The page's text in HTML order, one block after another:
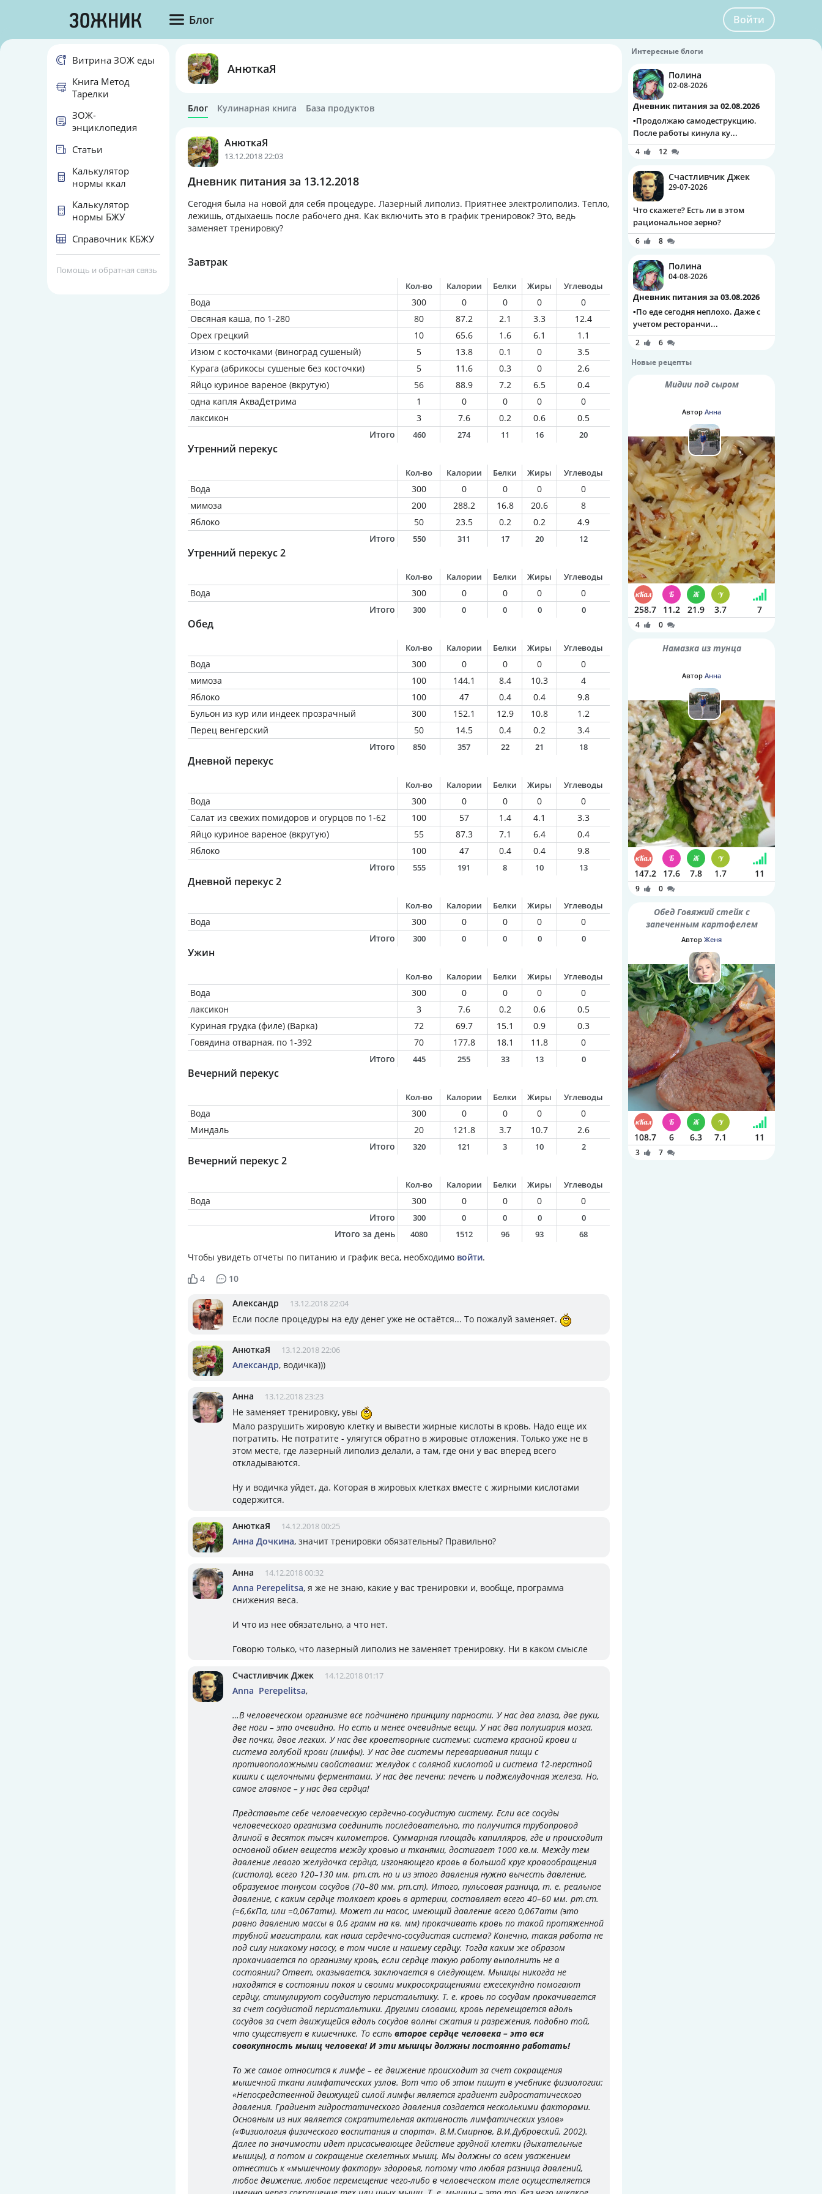
Блог Войти
АнюткаЯ
Блог Кулинарная книга База продуктов
АнюткаЯ
13.12.2018 22:03
Дневник питания за 13.12.2018
Сегодня была на новой для себя процедуре. Лазерный липолиз. Приятнее электролиполиз. Тепло,
лежишь, отдыхаешь после рабочего дня. Как включить это в график тренировок? Это, ведь
заменяет тренировку?
Завтрак
Кол-во Калории Белки Жиры Углеводы
Вода 300 0 0 0
0
Овсяная каша, по 1-280
80 87.2 2.1 3.3
12.4
Орех грецкий
10 65.6 1.6 6.1
1.1
Изюм с косточками (виноград сушеный)
5 13.8 0.1 0
3.5
Курага (абрикосы сушеные без косточки)
5 11.6 0.3 0
2.6
Яйцо куриное вареное (вкрутую)
56 88.9 7.2 6.5
0.4
одна капля АкваДетрима
1 0 0 0
0
лаксикон
3 7.6 0.2 0.6
0.5
Итого
460 274 11 16 20
Утренний перекус
Кол-во Калории Белки Жиры Углеводы
Вода 300 0 0 0
0
мимоза
200 288.2 16.8 20.6
8
Яблоко
50 23.5 0.2 0.2
4.9
Итого
550 311 17 20 12
Утренний перекус 2
Кол-во Калории Белки Жиры Углеводы
Вода 300 0 0 0
0
Итого
300 0 0 0 0
Обед
Кол-во Калории Белки Жиры Углеводы
Вода 300 0 0 0
0
мимоза
100 144.1 8.4 10.3
4
Яблоко
100 47 0.4 0.4
9.8
Бульон из кур или индеек прозрачный
300 152.1 12.9 10.8
1.2
Перец венгерский
50 14.5 0.4 0.2
3.4
Итого
850 357 22 21 18
Дневной перекус
Кол-во Калории Белки Жиры Углеводы
Вода 300 0 0 0
0
Салат из свежих помидоров и огурцов по 1-62
100 57 1.4 4.1
3.3
Яйцо куриное вареное (вкрутую)
55 87.3 7.1 6.4
0.4
Яблоко
100 47 0.4 0.4
9.8
Итого
555 191 8 10 13
Дневной перекус 2
Кол-во Калории Белки Жиры Углеводы
Вода 300 0 0 0
0
Итого
300 0 0 0 0
Ужин
Кол-во Калории Белки Жиры Углеводы
Вода 300 0 0 0
0
лаксикон
3 7.6 0.2 0.6
0.5
Куриная грудка (филе) (Варка)
72 69.7 15.1 0.9
0.3
Говядина отварная, по 1-392
70 177.8 18.1 11.8
0
Итого
445 255 33 13 0
Вечерний перекус
Кол-во Калории Белки Жиры Углеводы
Вода 300 0 0 0
0
Миндаль
20 121.8 3.7 10.7
2.6
Итого
320 121 3 10 2
Вечерний перекус 2
Кол-во Калории Белки Жиры Углеводы
Вода 300 0 0 0
0
Итого
300 0 0 0 0
Итого за день 4080 1512 96 93 68
Чтобы увидеть отчеты по питанию и график веса, необходимо войти.
4
10
Александр 13.12.2018 22:04
Если после процедуры на еду денег уже не остаётся... То пожалуй заменяет.
АнюткаЯ 13.12.2018 22:06
Александр, водичка)))
Анна 13.12.2018 23:23
Не заменяет тренировку, увы
Мало разрушить жировую клетку и вывести жирные кислоты в кровь. Надо еще их
потратить. Не потратите - улягутся обратно в жировые отложения. Только уже не в
этом месте, где лазерный липолиз делали, а там, где они у вас вперед всего
откладываются.
Ну и водичка уйдет, да. Которая в жировых клетках вместе с жирными кислотами
содержится.
АнюткаЯ 14.12.2018 00:25
Анна Дочкина, значит тренировки обязательны? Правильно?
Анна 14.12.2018 00:32
Anna Perepelitsa, я же не знаю, какие у вас тренировки и, вообще, программа
снижения веса.
И что из нее обязательно, а что нет.
Говорю только, что лазерный липолиз не заменяет тренировку. Ни в каком смысле
Счастливчик Джек 14.12.2018 01:17
Anna Perepelitsa,
…В человеческом организме все подчинено принципу парности. У нас два глаза, две руки,
две ноги – это очевидно. Но есть и менее очевидные вещи. У нас два полушария мозга,
две почки, двое легких. У нас две кроветворные системы: система красной крови и
система голубой крови (лимфы). У нас две системы переваривания пищи с
противоположными свойствами: желудок с соляной кислотой и система 12-перстной
кишки с щелочными ферментами. У нас две печени: печень и поджелудочная железа. Но,
самое главное – у нас два сердца!
Представьте себе человеческую сердечно-сосудистую систему. Если все сосуды
человеческого организма соединить последовательно, то получится трубопровод
длиной в десяток тысяч километров. Суммарная площадь капилляров, где и происходит
основной обмен веществ между кровью и тканями, достигает 1000 кв.м. Между тем
давление левого желудочка сердца, изгоняющего кровь в большой круг кровообращения
(систола), всего 120–130 мм. рт.ст, но и из этого давления нужно вычесть давление,
образуемое тонусом сосудов (70–80 мм. рт.ст). Итого, пульсовая разница, т. е. реальное
давление, с каким сердце толкает кровь в артерии, составляет всего 40–60 мм. рт.ст.
(=6,6кПа, или =0,067атм). Может ли насос, имеющий давление всего 0,067атм (это
равно давлению массы в 0,6 грамм на кв. мм) прокачивать кровь по такой протяженной
трубной магистрали, как наша сердечно-сосудистая система? Конечно, такая работа не
под силу никакому насосу, в том числе и нашему сердцу. Тогда каким же образом
прокачивается по организму кровь, если сердце такую работу выполнить не в
состоянии? Ответ, оказывается, заключается в следующем. Мышцы никогда не
находятся в состоянии покоя и своими микросокращениями ежесекундно помогают
сердцу, стимулируют сосудистую перистальтику. Т. е. кровь по сосудам прокачивается
за счет сосудистой перистальтики. Другими словами, кровь перемещается вдоль
сосудов за счет движущейся вдоль сосудов волны сжатия и разрежения, подобно той,
что существует в кишечнике. То есть второе сердце человека – это вся
совокупность мышц человека! И эти мышцы должны постоянно работать!
То же самое относится к лимфе – ее движение происходит за счет сокращения
мышечной ткани лимфатических узлов. Вот что об этом пишут в учебнике физиологии:
«Непосредственной движущей силой лимфы является градиент гидростатического
давления. Градиент гидростатического давления создается несколькими факторами.
Основным из них является сократительная активность лимфатических узлов»
(«Физиология физического воспитания и спорта». В.М.Смирнов, В.И.Дубровский, 2002).
Далее по значимости идет присасывающее действие грудной клетки (дыхательные
мышцы), а потом и сокращение скелетных мышц. Мы должны со всем уважением
отнестись к «мышечному фактору» здоровья, потому что любая разница давлений,
любое движение, любое перемещение чего-либо в человеческом теле осуществляется
Витрина ЗОЖ еды
Книга Метод
Тарелки
ЗОЖ-
энциклопедия
Статьи
Калькулятор
нормы ккал
Калькулятор
нормы БЖУ
Справочник КБЖУ
Помощь и обратная связь
Интересные блоги
Полина
02-08-2026
Дневник питания за 02.08.2026
▪️Продолжаю самодеструкцию.
После работы кинула ку...
4 12
Счастливчик Джек
29-07-2026
Что скажете? Есть ли в этом
рациональное зерно?
6 8
Полина
04-08-2026
Дневник питания за 03.08.2026
▪️По еде сегодня неплохо. Даже с
учетом ресторанчи...
2
6
Новые рецепты
Мидии под сыром
Автор Анна
258.7 11.2 21.9 3.7 7
4 0
Намазка из тунца
Автор Анна
147.2 17.6 7.8 1.7 11
9 0
Обед Говяжий стейк с
запеченным картофелем
Автор Женя
108.7 6 6.3 7.1 11
3 7